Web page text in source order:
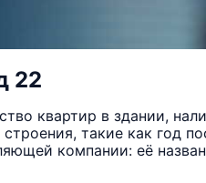
22
квартир в здании,
такие как год
компании: её